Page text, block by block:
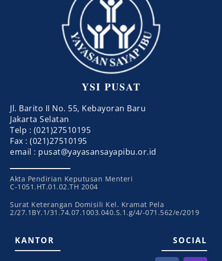
YSI PUSAT
Jl. Barito II No. 55, Kebayoran Baru
Jakarta Selatan
Telp : (021)27510195
Fax : (021)27510195
email : pusat@yayasansayapibu.or.id
Akta Pendirian Keputusan Menteri
C-1051.HT.01.02.TH 2004
Surat Keterangan Domisili Kel. Kramat Pela
2/27.1BY.1/31.74.07.1003.040.S.1.g/4/-071.562/e/2019
KANTOR SOCIAL